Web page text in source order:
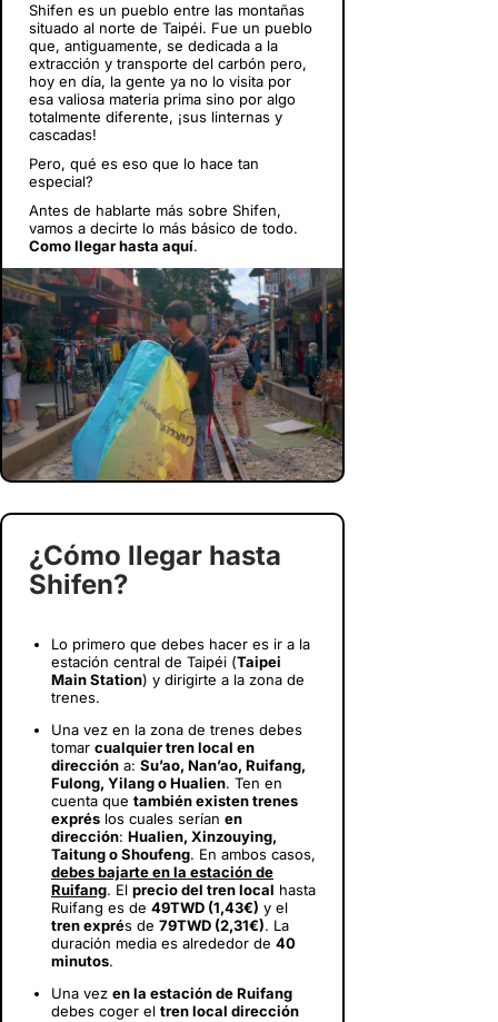
Shifen es un pueblo entre las montañas
situado al norte de Taipéi. Fue un pueblo
que, antiguamente, se dedicada a la
extracción y transporte del carbón pero,
hoy en día, la gente ya no lo visita por
esa valiosa materia prima sino por algo
totalmente diferente, ¡sus linternas y
cascadas!
Pero, qué es eso que lo hace tan
especial?
Antes de hablarte más sobre Shifen,
vamos a decirte lo más básico de todo.
Como llegar hasta aquí.
¿Cómo llegar hasta
Shifen?
Lo primero que debes hacer es ir a la
estación central de Taipéi (Taipei
Main Station) y dirigirte a la zona de
trenes.
Una vez en la zona de trenes debes
tomar cualquier tren local en
dirección a: Su’ao, Nan’ao, Ruifang,
Fulong, Yilang o Hualien. Ten en
cuenta que también existen trenes
exprés los cuales serían en
dirección: Hualien, Xinzouying,
Taitung o Shoufeng. En ambos casos,
debes bajarte en la estación de
Ruifang. El precio del tren local hasta
Ruifang es de 49TWD (1,43€) y el
tren exprés de 79TWD (2,31€). La
duración media es alrededor de 40
minutos.
Una vez en la estación de Ruifang
debes coger el tren local dirección